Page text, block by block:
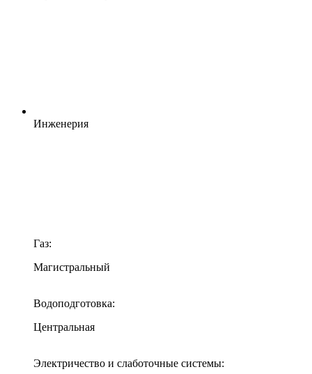
Инженерия
Газ:
Магистральный
Водоподготовка:
Центральная
Электричество и слаботочные системы: